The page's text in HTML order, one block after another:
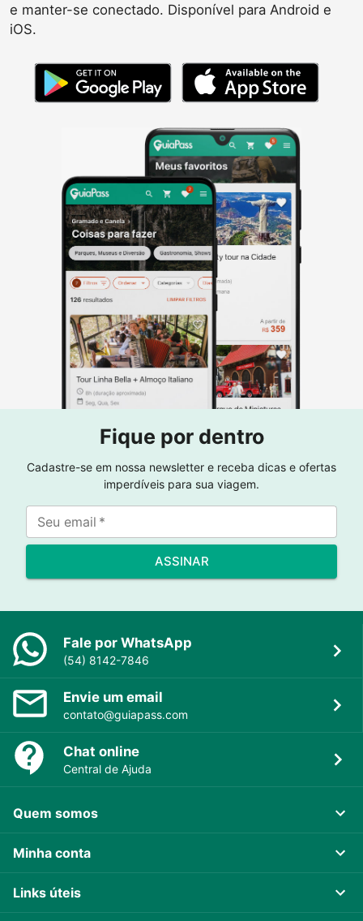
e manter-se conectado. Disponível para Android e
iOS.
Fique por dentro
Cadastre-se em nossa newsletter e receba dicas e ofertas
imperdíveis para sua viagem.
Seu email *
ASSINAR
Fale por WhatsApp
(54) 8142-7846
Envie um email
contato@guiapass.com
Chat online
Central de Ajuda
Quem somos
Minha conta
Links úteis